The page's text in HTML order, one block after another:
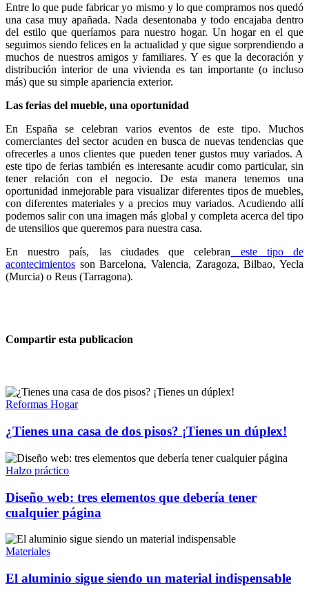
Entre lo que pude fabricar yo mismo y lo que compramos nos quedó
una casa muy apañada. Nada desentonaba y todo encajaba dentro
del estilo que queríamos para nuestro hogar. Un hogar en el que
seguimos siendo felices en la actualidad y que sigue sorprendiendo a
muchos de nuestros amigos y familiares. Y es que la decoración y
distribución interior de una vivienda es tan importante (o incluso
más) que su simple apariencia exterior.
Las ferias del mueble, una oportunidad
En España se celebran varios eventos de este tipo. Muchos
comerciantes del sector acuden en busca de nuevas tendencias que
ofrecerles a unos clientes que pueden tener gustos muy variados. A
este tipo de ferias también es interesante acudir como particular, sin
tener relación con el negocio. De esta manera tenemos una
oportunidad inmejorable para visualizar diferentes tipos de muebles,
con diferentes materiales y a precios muy variados. Acudiendo allí
podemos salir con una imagen más global y completa acerca del tipo
de utensilios que queremos para nuestra casa.
En nuestro país, las ciudades que celebran este tipo de
acontecimientos son Barcelona, Valencia, Zaragoza, Bilbao, Yecla
(Murcia) o Reus (Tarragona).
Compartir esta publicacion
Reformas Hogar
¿Tienes una casa de dos pisos? ¡Tienes un dúplex!
Halzo práctico
Diseño web: tres elementos que debería tener
cualquier página
Materiales
El aluminio sigue siendo un material indispensable